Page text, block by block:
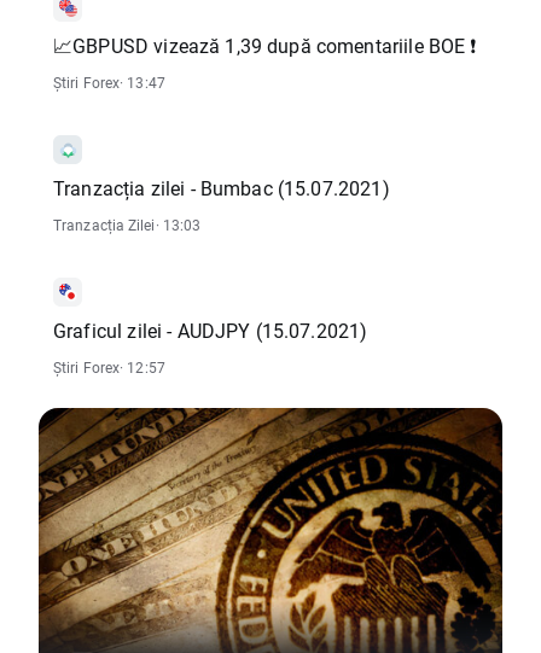
📈GBPUSD vizează 1,39 după comentariile BOE ❗
Știri Forex· 13:47
Tranzacția zilei - Bumbac (15.07.2021)
Tranzacția Zilei· 13:03
Graficul zilei - AUDJPY (15.07.2021)
Știri Forex· 12:57